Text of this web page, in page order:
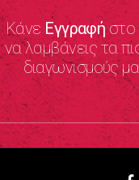
Κάνε Εγγραφήστο
να λαμβάνεις τα
διαγωνισμούς